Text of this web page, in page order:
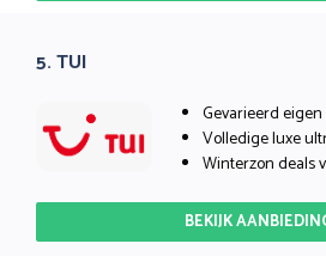
5. TUI
Gevarieerd
Volledige luxe
Winterzon deals
BEKIJK